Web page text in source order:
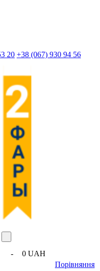
20 +38 (067) 930 94 56
-
0 UAH
Порівняння